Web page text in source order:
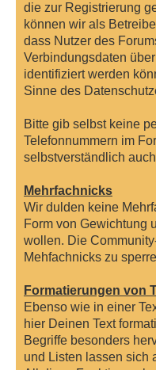
die zur Registrierung
können wir als
dass Nutzer des
Verbindungsdaten
identifiziert werden
Sinne des
Bitte gib selbst keine
Telefonnummern im
selbstverständlich
Mehrfachnicks
Wir dulden keine
Form von Gewichtung
wollen. Die
Mehfachnicks zu
Formatierungen von
Ebenso wie in einer
hier Deinen Text
Begriffe besonders
und Listen lassen sich